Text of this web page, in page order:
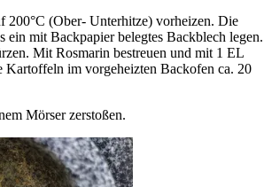
200°C (Ober- Unterhitze) vorheizen. Die
ein mit Backpapier belegtes Backblech legen.
Mit Rosmarin bestreuen und mit 1 EL
im vorgeheizten Backofen ca. 20
Mörser zerstoßen.